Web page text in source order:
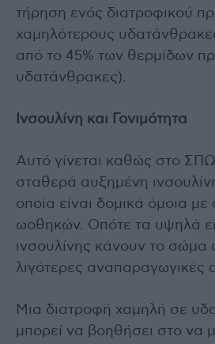
τήρηση ενός διατροφικού
χαμηλότερους
από το 45% των θερμίδων
υδατάνθρακες).
Ινσουλίνη και Γονιμότητα
Αυτό γίνεται καθώς στο
σταθερά αυξημένη
οποία είναι δομικά όμοια
ωοθηκών. Οπότε τα υψηλά
ινσουλίνης κάνουν το σώμα
λιγότερες αναπαραγωγικές
Μια διατροφή χαμηλή σε
μπορεί να βοηθήσει στο να